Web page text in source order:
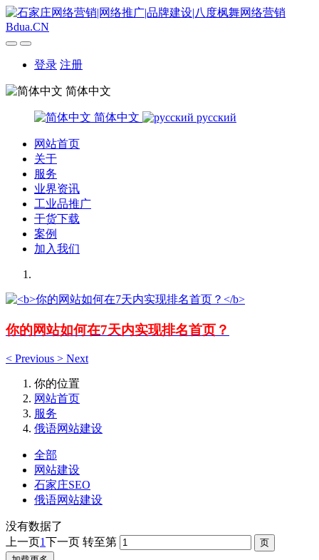
登录 注册
简体中文
简体中文 русский
网站首页
关于
服务
业界资讯
工业品推广
干货下载
案例
加入我们
你的网站如何在7天内实现排名首页？
< Previous > Next
你的位置
网站首页
服务
俄语网站建设
全部
网站建设
石家庄SEO
俄语网站建设
没有数据了
上一页1下一页 转至第